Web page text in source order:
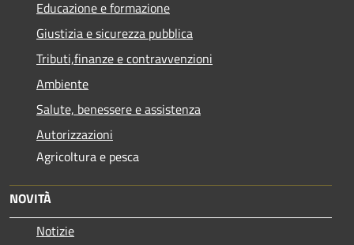
Educazione e formazione
Giustizia e sicurezza pubblica
Tributi,finanze e contravvenzioni
Ambiente
Salute, benessere e assistenza
Autorizzazioni
Agricoltura e pesca
NOVITÀ
Notizie